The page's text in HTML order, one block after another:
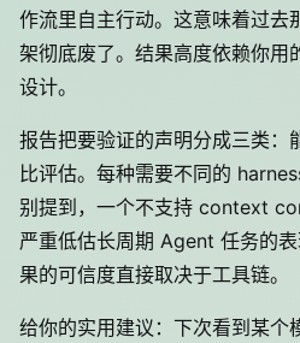
作流里自主行动。这意味着过
架彻底废了。结果高度依赖你用
设计。
报告把要验证的声明分成三类：
比评估。每种需要不同的
别提到，一个不支持 context
严重低估长周期 Agent 任务的
果的可信度直接取决于工具链。
给你的实用建议：下次看到某个